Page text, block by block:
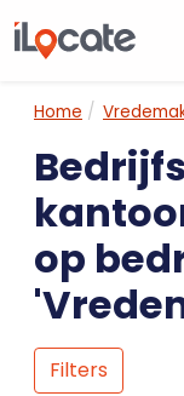
Home
op
Filters